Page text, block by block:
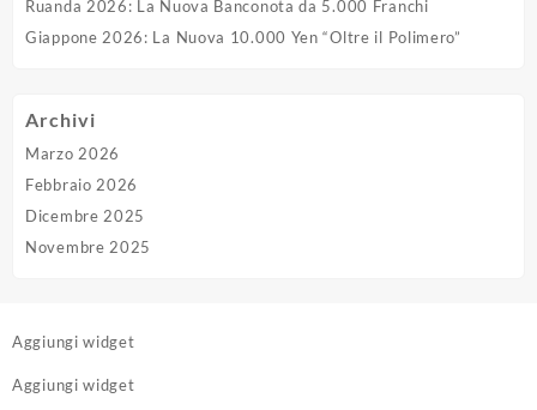
Ruanda 2026: La Nuova Banconota da 5.000 Franchi
Giappone 2026: La Nuova 10.000 Yen “Oltre il Polimero”
Archivi
Marzo 2026
Febbraio 2026
Dicembre 2025
Novembre 2025
Aggiungi widget
Aggiungi widget